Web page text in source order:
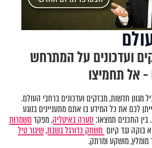
ועדכונים על המתרחש
- אל תחמיצו
מגוון חדשות, מבזקים ועדכונים ברחבי העולם.
לכם את כל המידע בו אתם מתעניינים בנוגע
התכנים תמצאו: סערה באיטליה,מפקדמשמרות
בוקה נגד קיום משחק כדורגל בשבת,שיגור טיל
מומלץ, מושקע ומרתק.